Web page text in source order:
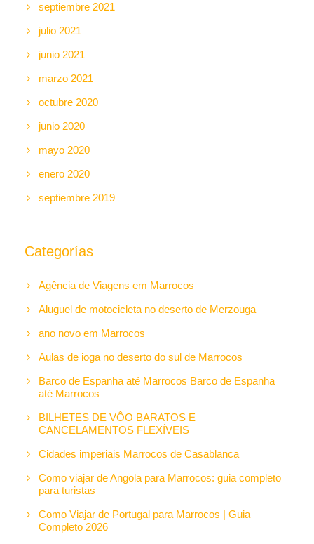
septiembre 2021
julio 2021
junio 2021
marzo 2021
octubre 2020
junio 2020
mayo 2020
enero 2020
septiembre 2019
Categorías
Agência de Viagens em Marrocos
Aluguel de motocicleta no deserto de Merzouga
ano novo em Marrocos
Aulas de ioga no deserto do sul de Marrocos
Barco de Espanha até Marrocos Barco de Espanha
até Marrocos
BILHETES DE VÔO BARATOS E
CANCELAMENTOS FLEXÍVEIS
Cidades imperiais Marrocos de Casablanca
Como viajar de Angola para Marrocos: guia completo
para turistas
Como Viajar de Portugal para Marrocos | Guia
Completo 2026